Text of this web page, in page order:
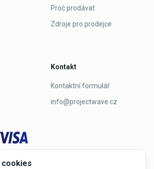
Proč prodávat
Zdroje pro prodejce
Kontakt
Kontaktní formulář
info@projectwave.cz
cookies